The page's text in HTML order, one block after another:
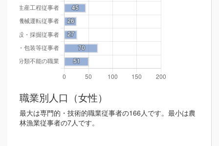
職業別人口（女性）
最大は専門的・技術的職業従事者の166人です。最小は農
林漁業従事者の7人です。